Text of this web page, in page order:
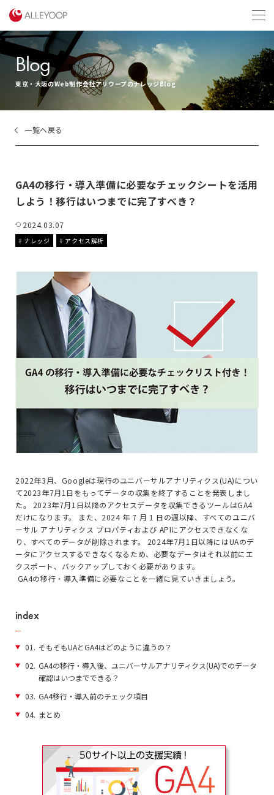
Blog
東京・大阪のWeb制作会社アリウープのナレッジBlog
一覧へ戻る
GA4の移行・導入準備に必要なチェックシートを活用
しよう！移行はいつまでに完了すべき？
2024.03.07
ナレッジ アクセス解析
2022年3月、Googleは現行のユニバーサルアナリティクス(UA)につい
て2023年7月1日をもってデータの収集を終了することを発表しまし
た。 2023年7月1日以降のアクセスデータを収集できるツールはGA4
だけになります。 また、2024 年 7 月 1 日の週以降、すべてのユニバ
ーサル アナリティクス プロパティおよび APIにアクセスできなくな
り、すべてのデータが削除されます。 2024年7月1日以降にはUAのデ
ータにアクセスするできなくなるため、必要なデータはそれ以前にエ
クスポート、バックアップしておく必要があります。
GA4の移行・導入準備に必要なことを一緒に見ていきましょう。
index
01. そもそもUAとGA4はどのように違うの？
02. GA4の移行・導入後、ユニバーサルアナリティクス(UA)でのデータ
確認はいつまでできる？
03. GA4移行・導入前のチェック項目
04. まとめ